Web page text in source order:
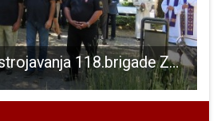
26 godina od ustrojavanja 118.brigade ZNG-a